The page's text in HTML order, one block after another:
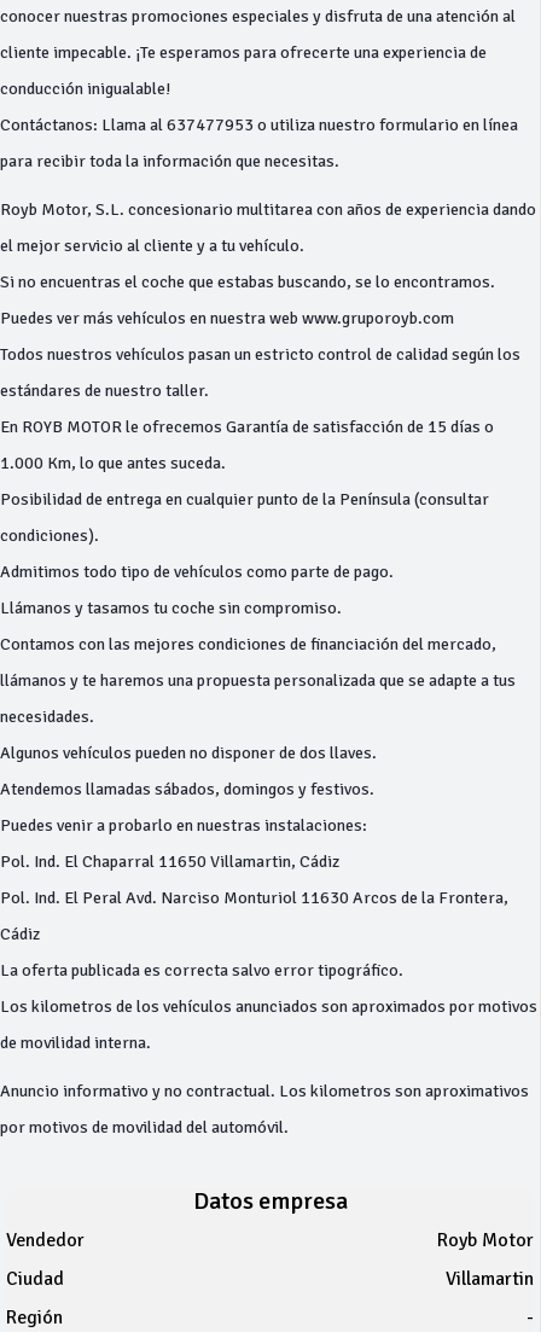
conocer nuestras promociones especiales y disfruta de una atención al
cliente impecable. ¡Te esperamos para ofrecerte una experiencia de
conducción inigualable!
Contáctanos: Llama al 637477953 o utiliza nuestro formulario en línea
para recibir toda la información que necesitas.
Royb Motor, S.L. concesionario multitarea con años de experiencia dando
el mejor servicio al cliente y a tu vehículo.
Si no encuentras el coche que estabas buscando, se lo encontramos.
Puedes ver más vehículos en nuestra web www.gruporoyb.com
Todos nuestros vehículos pasan un estricto control de calidad según los
estándares de nuestro taller.
En ROYB MOTOR le ofrecemos Garantía de satisfacción de 15 días o
1.000 Km, lo que antes suceda.
Posibilidad de entrega en cualquier punto de la Península (consultar
condiciones).
Admitimos todo tipo de vehículos como parte de pago.
Llámanos y tasamos tu coche sin compromiso.
Contamos con las mejores condiciones de financiación del mercado,
llámanos y te haremos una propuesta personalizada que se adapte a tus
necesidades.
Algunos vehículos pueden no disponer de dos llaves.
Atendemos llamadas sábados, domingos y festivos.
Puedes venir a probarlo en nuestras instalaciones:
Pol. Ind. El Chaparral 11650 Villamartin, Cádiz
Pol. Ind. El Peral Avd. Narciso Monturiol 11630 Arcos de la Frontera,
Cádiz
La oferta publicada es correcta salvo error tipográfico.
Los kilometros de los vehículos anunciados son aproximados por motivos
de movilidad interna.
Anuncio informativo y no contractual. Los kilometros son aproximativos
por motivos de movilidad del automóvil.
Datos empresa
Vendedor
Royb Motor
Ciudad
Villamartin
Región
-